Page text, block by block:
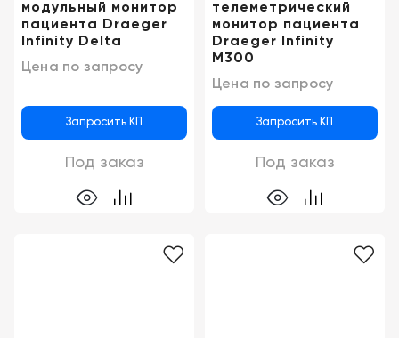
модульный монитор
пациента Draeger
Infinity Delta
Цена по запросу
Запросить КП
Под заказ
телеметрический
монитор пациента
Draeger Infinity
M300
Цена по запросу
Запросить КП
Под заказ